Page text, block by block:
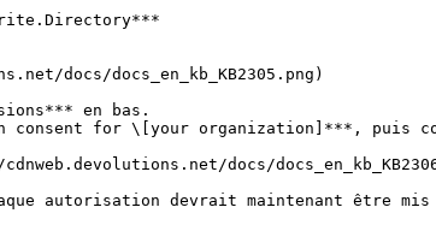
docs/docs_en_kb_KB2305.png)
en bas.
consent for \[your organization]***, puis
autorisation devrait maintenant être